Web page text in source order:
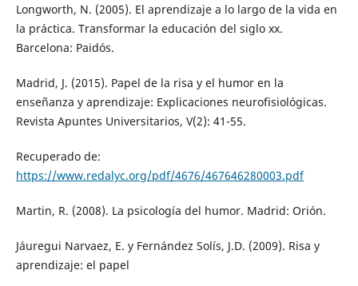
Longworth, N. (2005). El aprendizaje a lo largo de la vida en
la práctica. Transformar la educación del siglo xx.
Barcelona: Paidós.
Madrid, J. (2015). Papel de la risa y el humor en la
enseñanza y aprendizaje: Explicaciones neurofisiológicas.
Revista Apuntes Universitarios, V(2): 41-55.
Recuperado de:
https://www.redalyc.org/pdf/4676/467646280003.pdf
Martin, R. (2008). La psicología del humor. Madrid: Orión.
Jáuregui Narvaez, E. y Fernández Solís, J.D. (2009). Risa y
aprendizaje: el papel